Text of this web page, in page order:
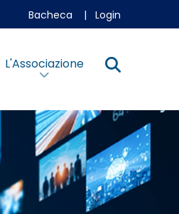
Bacheca | Login
L'Associazione